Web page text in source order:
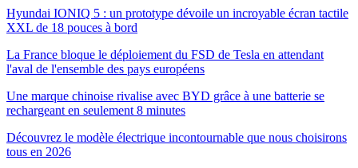
Hyundai IONIQ 5 : un prototype dévoile un incroyable écran tactile
XXL de 18 pouces à bord
La France bloque le déploiement du FSD de Tesla en attendant
l'aval de l'ensemble des pays européens
Une marque chinoise rivalise avec BYD grâce à une batterie se
rechargeant en seulement 8 minutes
Découvrez le modèle électrique incontournable que nous choisirons
tous en 2026